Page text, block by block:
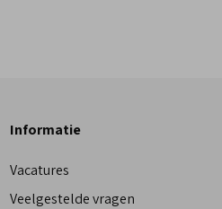
Informatie
Vacatures
Veelgestelde vragen